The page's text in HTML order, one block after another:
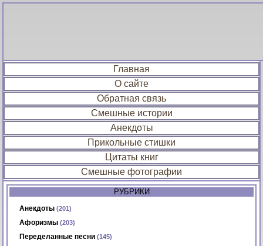
Главная
О сайте
Обратная связь
Смешные истории
Анекдоты
Прикольные стишки
Цитаты книг
Смешные фотографии
РУБРИКИ
Анекдоты (201)
Афоризмы (203)
Переделанные песни (145)